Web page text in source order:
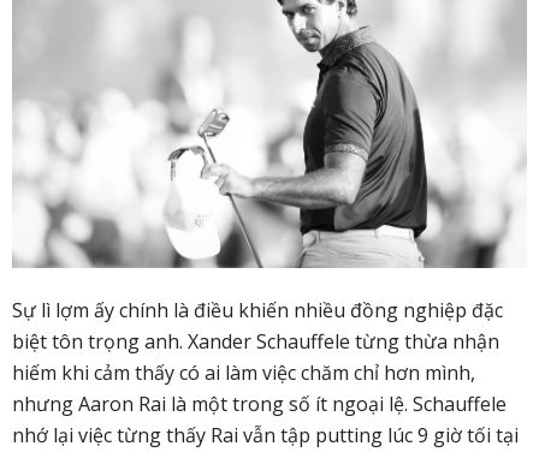
Sự lì lợm ấy chính là điều khiến nhiều đồng nghiệp đặc
biệt tôn trọng anh. Xander Schauffele từng thừa nhận
hiếm khi cảm thấy có ai làm việc chăm chỉ hơn mình,
nhưng Aaron Rai là một trong số ít ngoại lệ. Schauffele
nhớ lại việc từng thấy Rai vẫn tập putting lúc 9 giờ tối tại